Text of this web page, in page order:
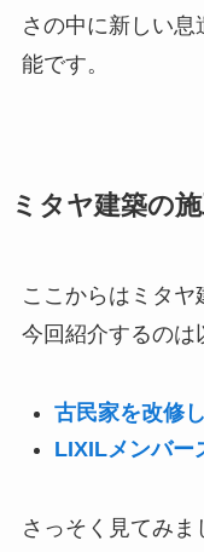
さの中に新しい
能です。
ミタヤ建築の
ここからはミタヤ
今回紹介するのは
古民家を改修
LIXILメンバー
さっそく見てみま